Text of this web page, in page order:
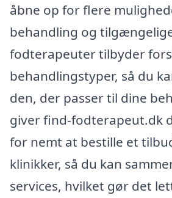
åbne op for flere
behandling og
fodterapeuter tilbyder
behandlingstyper, så du
den, der passer til dine
giver find-fodterapeut.dk
for nemt at bestille et
klinikker, så du kan
services, hvilket gør det